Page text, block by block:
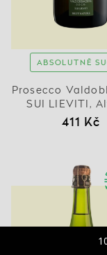
ABSOLUTNĚ
Prosecco
SUI LIEVITI,
411 Kč